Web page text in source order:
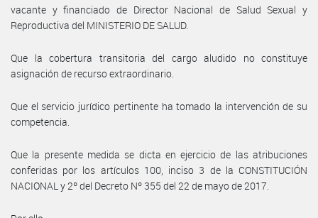
vacante y financiado de Director Nacional de Salud Sexual y
Reproductiva del MINISTERIO DE SALUD.
Que la cobertura transitoria del cargo aludido no constituye
asignación de recurso extraordinario.
Que el servicio jurídico pertinente ha tomado la intervención de su
competencia.
Que la presente medida se dicta en ejercicio de las atribuciones
conferidas por los artículos 100, inciso 3 de la CONSTITUCIÓN
NACIONAL y 2º del Decreto Nº 355 del 22 de mayo de 2017.